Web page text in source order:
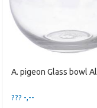
??? -,--